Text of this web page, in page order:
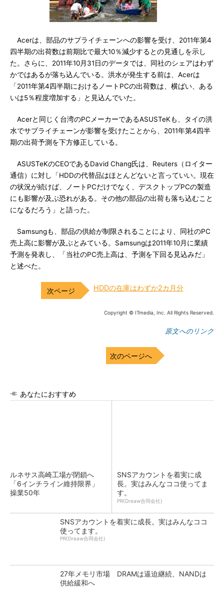
Acerは、部品のサプライチェーンへの影響を受け、2011年第4
四半期の出荷数は前期比で最大10％減少するとの見通しを示し
た。さらに、2011年10月31日のデータでは、同社のシェアはわず
かではあるが落ち込んでいる。洪水が発生する前は、Acerは
「2011年第4四半期におけるノートPCの出荷数は、横ばい、ある
いは5％程度増加する」と見込んでいた。
Acerと同じく台湾のPCメーカーであるASUSTeKも、タイの洪
水でサプライチェーンが影響を受けたことから、2011年第4四半
期の出荷予測を下方修正している。
ASUSTeKのCEOであるDavid Chang氏は、Reuters（ロイター
通信）に対し「HDDの代替品はほとんどないと言っていい。現在
の状況が続けば、ノートPCだけでなく、デスクトップPCの製造
にも影響が及ぶ恐れがある。その他の部品の出荷も落ち込むこと
になるだろう」と語った。
Samsungも、部品の供給が制限されることにより、同社のPC
売上高に影響が及ぶとみている。Samsungは2011年10月に業績
予測を発表し、「当社のPC売上高は、予測を下回る見込みだ」
と述べた。
HDDの在庫はわずか2カ月分
Copyright © ITmedia, Inc. All Rights Reserved.
原文へのリンク
次のページへ
あなたにおすすめ
ルネサス高崎工場が閉鎖へ
「6インチライン維持限界」
操業50年
SNSアカウントを着実に成
長。実はみんなココ使ってま
す。
PR(Dreaw合同会社)
SNSアカウントを着実に成長。実はみんなココ
使ってます。
PR(Dreaw合同会社)
27年メモリ市場 DRAMは逼迫継続、NANDは
供給緩和へ